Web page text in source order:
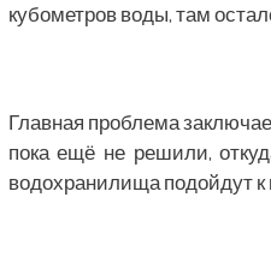
кубометров воды, там
Главная проблема
пока ещё не решили,
водохранилища подойдут к